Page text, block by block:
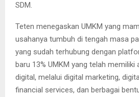
SDM.
Teten menegaskan UMKM yang
usahanya tumbuh di tengah masa
yang sudah terhubung dengan
baru 13% UMKM yang telah memiliki
digital, melalui digital marketing,
financial services, dan berbagai